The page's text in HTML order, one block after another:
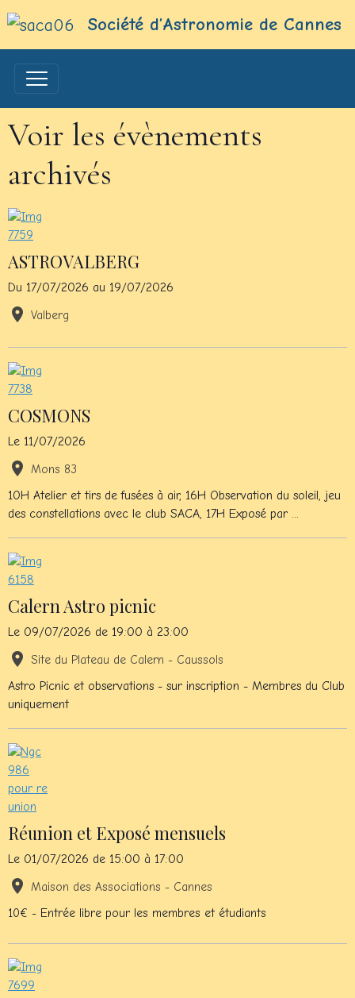
Société d’Astronomie de Cannes
Voir les évènements
archivés
ASTROVALBERG
Du 17/07/2026 au 19/07/2026
Valberg
COSMONS
Le 11/07/2026
Mons 83
10H Atelier et tirs de fusées à air, 16H Observation du soleil, jeu
des constellations avec le club SACA, 17H Exposé par ...
Calern Astro picnic
Le 09/07/2026 de 19:00 à 23:00
Site du Plateau de Calern - Caussols
Astro Picnic et observations - sur inscription - Membres du Club
uniquement
Réunion et Exposé mensuels
Le 01/07/2026 de 15:00 à 17:00
Maison des Associations - Cannes
10€ - Entrée libre pour les membres et étudiants